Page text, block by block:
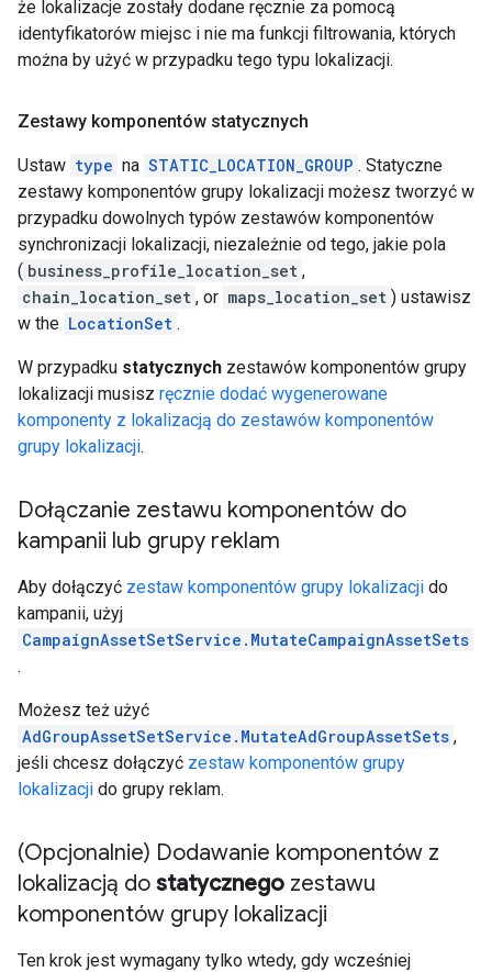
że lokalizacje zostały dodane ręcznie za pomocą
identyfikatorów miejsc i nie ma funkcji filtrowania, których
można by użyć w przypadku tego typu lokalizacji.
Zestawy komponentów statycznych
Ustaw type na STATIC_LOCATION_GROUP . Statyczne
zestawy komponentów grupy lokalizacji możesz tworzyć w
przypadku dowolnych typów zestawów komponentów
synchronizacji lokalizacji, niezależnie od tego, jakie pola
( business_profile_location_set ,
chain_location_set , or maps_location_set ) ustawisz
w the LocationSet .
W przypadku statycznych zestawów komponentów grupy
lokalizacji musisz ręcznie dodać wygenerowane
komponenty z lokalizacją do zestawów komponentów
grupy lokalizacji.
Dołączanie zestawu komponentów do
kampanii lub grupy reklam
Aby dołączyć zestaw komponentów grupy lokalizacji do
kampanii, użyj
CampaignAssetSetService.MutateCampaignAssetSets
.
Możesz też użyć
AdGroupAssetSetService.MutateAdGroupAssetSets ,
jeśli chcesz dołączyć zestaw komponentów grupy
lokalizacji do grupy reklam.
(Opcjonalnie) Dodawanie komponentów z
lokalizacją do statycznego zestawu
komponentów grupy lokalizacji
Ten krok jest wymagany tylko wtedy, gdy wcześniej